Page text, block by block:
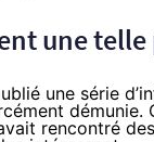
une
une série
démunie.
rencontré